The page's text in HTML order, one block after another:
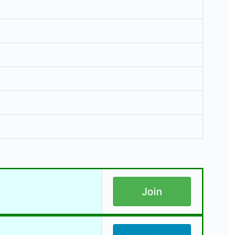
Join